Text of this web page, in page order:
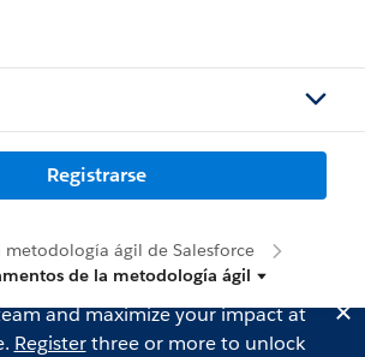
Registrarse
metodología ágil de Salesforce
de la metodología ágil
and maximize your impact at
Registerthree or more to unlock